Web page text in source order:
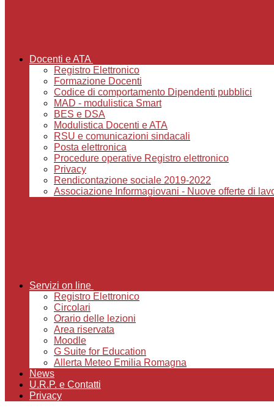
Docenti e ATA
Registro Elettronico
Formazione Docenti
Codice di comportamento Dipendenti pubblici
MAD - modulistica Smart
BES e DSA
Modulistica Docenti e ATA
RSU e comunicazioni sindacali
Posta elettronica
Procedure operative Registro elettronico
Privacy
Rendicontazione sociale 2019-2022
Associazione Informagiovani - Nuove offerte di
Servizi on line
Registro Elettronico
Circolari
Orario delle lezioni
Area riservata
Moodle
G Suite for Education
Allerta Meteo Emilia Romagna
News
U.R.P. e Contatti
Privacy